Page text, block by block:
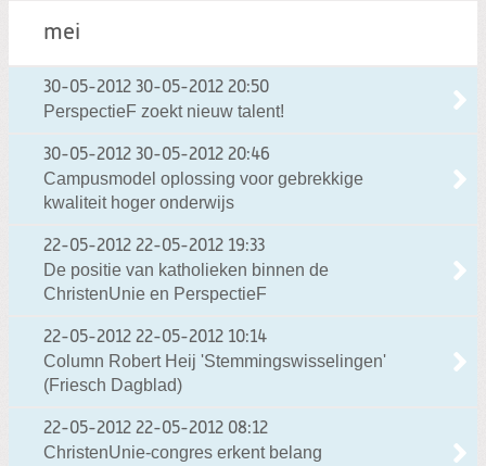
mei
30-05-2012 30-05-2012 20:50
PerspectieF zoekt nieuw talent!
30-05-2012 30-05-2012 20:46
Campusmodel oplossing voor gebrekkige
kwaliteit hoger onderwijs
22-05-2012 22-05-2012 19:33
De positie van katholieken binnen de
ChristenUnie en PerspectieF
22-05-2012 22-05-2012 10:14
Column Robert Heij 'Stemmingswisselingen'
(Friesch Dagblad)
22-05-2012 22-05-2012 08:12
ChristenUnie-congres erkent belang